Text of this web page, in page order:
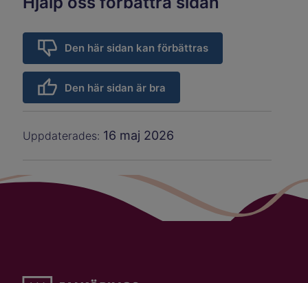
Den här sidan kan förbättras
Den här sidan är bra
Uppdaterades: 16 maj 2026